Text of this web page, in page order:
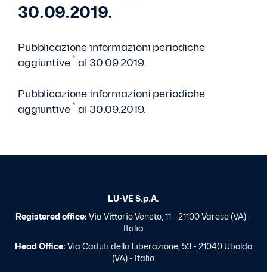
30.09.2019.
Pubblicazione informazioni periodiche
aggiuntive * al 30.09.2019.
Pubblicazione informazioni periodiche
aggiuntive * al 30.09.2019.
LU-VE S.p.A.
Registered office: Via Vittorio Veneto, 11 - 21100 Varese (VA) -
Italia
Head Office: Via Caduti della Liberazione, 53 - 21040 Uboldo
(VA) - Italia